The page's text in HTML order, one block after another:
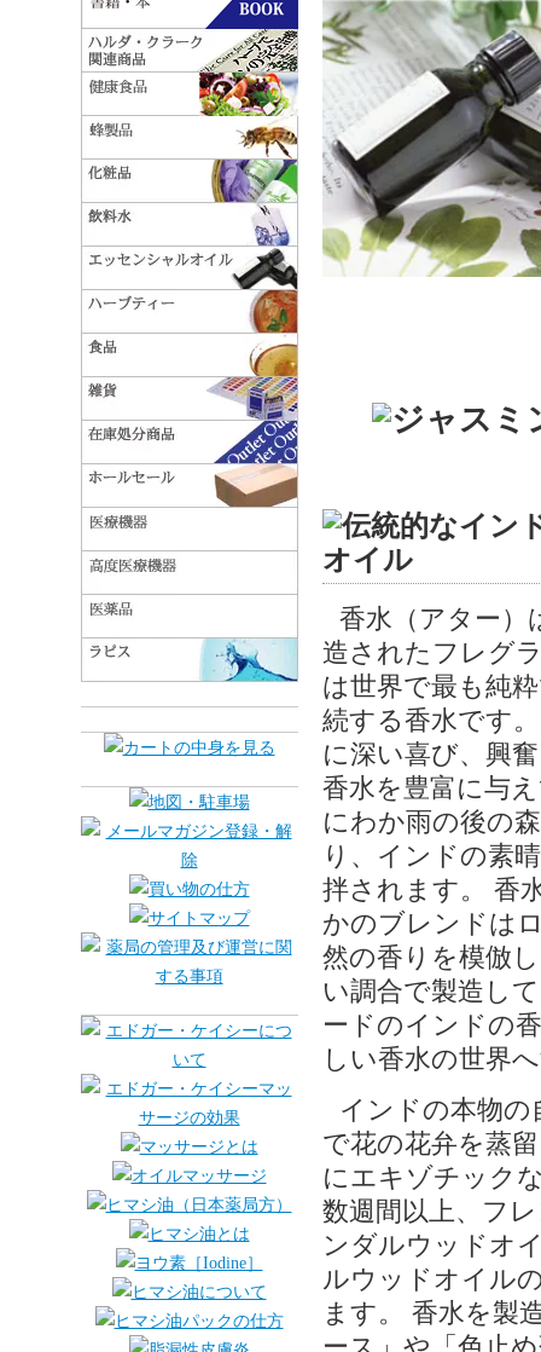
香水（アター）
造されたフレグ
は世界で最も純
続する香水です
に深い喜び、興
香水を豊富に与
にわか雨の後の
り、インドの素
拌されます。 香
かのブレンドは
然の香りを模倣
い調合で製造し
ードのインドの
しい香水の世界
インドの本物の
で花の花弁を蒸
にエキゾチック
数週間以上、フ
ンダルウッドオ
ルウッドオイル
ます。 香水を製